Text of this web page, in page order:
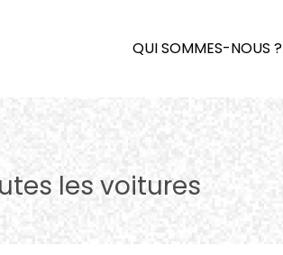
QUI SOMMES-NOUS ?
les voitures